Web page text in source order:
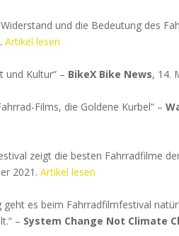
und die Bedeutung des
Artikel lesen
und Kultur“ – BikeX Bike News, 14.
Films, die Goldene Kurbel“ –
zeigt die besten Fahrradfilme
2021. Artikel lesen
geht es beim Fahrradfilmfestival
– System Change Not Climate